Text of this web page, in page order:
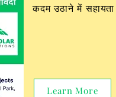
कदम उठाने में
Learn More